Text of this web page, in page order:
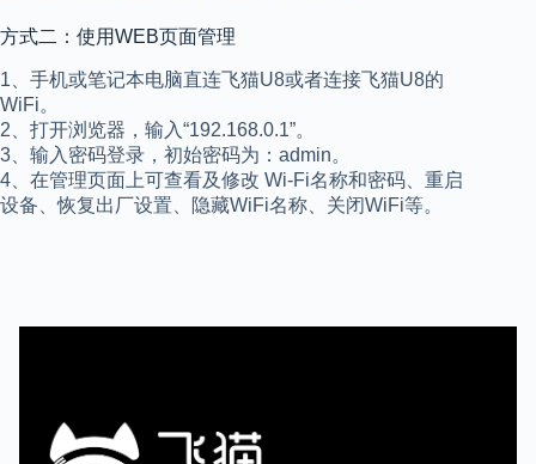
方式二：使用WEB页面管理
1、手机或笔记本电脑直连飞猫U8或者连接飞猫U8的
WiFi。
2、打开浏览器，输入“192.168.0.1”。
3、输入密码登录，初始密码为：admin。
4、在管理页面上可查看及修改 Wi-Fi名称和密码、重启
设备、恢复出厂设置、隐藏WiFi名称、关闭WiFi等。